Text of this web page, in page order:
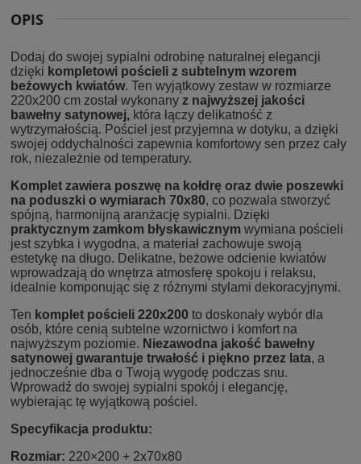
OPIS
Dodaj do swojej sypialni odrobinę naturalnej elegancji
dzięki kompletowi pościeli z subtelnym wzorem
beżowych kwiatów. Ten wyjątkowy zestaw w rozmiarze
220x200 cm został wykonany z najwyższej jakości
bawełny satynowej, która łączy delikatność z
wytrzymałością. Pościel jest przyjemna w dotyku, a dzięki
swojej oddychalności zapewnia komfortowy sen przez cały
rok, niezależnie od temperatury.
Komplet zawiera poszwę na kołdrę oraz dwie poszewki
na poduszki o wymiarach 70x80, co pozwala stworzyć
spójną, harmonijną aranżację sypialni. Dzięki
praktycznym zamkom błyskawicznym wymiana pościeli
jest szybka i wygodna, a materiał zachowuje swoją
estetykę na długo. Delikatne, beżowe odcienie kwiatów
wprowadzają do wnętrza atmosferę spokoju i relaksu,
idealnie komponując się z różnymi stylami dekoracyjnymi.
Ten komplet pościeli 220x200 to doskonały wybór dla
osób, które cenią subtelne wzornictwo i komfort na
najwyższym poziomie. Niezawodna jakość bawełny
satynowej gwarantuje trwałość i piękno przez lata, a
jednocześnie dba o Twoją wygodę podczas snu.
Wprowadź do swojej sypialni spokój i elegancję,
wybierając tę wyjątkową pościel.
Specyfikacja produktu:
Rozmiar: 220×200 + 2x70x80